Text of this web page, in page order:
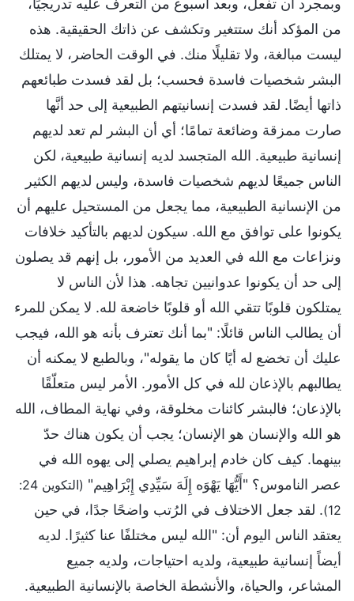
من المؤكد أنك ستتغير وتكشف عن ذاتك الحقيقية. هذه
ليست مبالغة، ولا تقليلًا منك. في الوقت الحاضر، لا يمتلك
البشر شخصيات فاسدة فحسب؛ بل لقد فسدت طبائعهم
ذاتها أيضًا. لقد فسدت إنسانيتهم الطبيعية إلى حد أنَّها
صارت ممزقة وضائعة تمامًا؛ أي أن البشر لم تعد لديهم
إنسانية طبيعية. الله المتجسد لديه إنسانية طبيعية، لكن
الناس جميعًا لديهم شخصيات فاسدة، وليس لديهم الكثير
من الإنسانية الطبيعية، مما يجعل من المستحيل عليهم أن
يكونوا على توافق مع الله. سيكون لديهم بالتأكيد خلافات
ونزاعات مع الله في العديد من الأمور، بل إنهم قد يصلون
إلى حد أن يكونوا عدوانيين تجاهه. هذا لأن الناس لا
يمتلكون قلوبًا تتقي الله أو قلوبًا خاضعة لله. لا يمكن للمرء
أن يطالب الناس قائلًا: "بما أنك تعترف بأنه هو الله، فيجب
عليك أن تخضع له أيًا كان ما يقوله"، وبالطبع لا يمكنه أن
يطالبهم بالإذعان لله في كل الأمور. الأمر ليس متعلّقًا
بالإذعان؛ فالبشر كائنات مخلوقة، وفي نهاية المطاف، الله
هو الله والإنسان هو الإنسان؛ يجب أن يكون هناك حدّ
بينهما. كيف كان خادم إبراهيم يصلي إلى يهوه الله في
عصر الناموس؟ "أَيُّهَا يَهْوَه إِلَهَ سَيِّدِي إِبْرَاهِيم"
(التكوين 24:
12) . لقد جعل الاختلاف في الرُتب واضحًا جدًا، في حين
يعتقد الناس اليوم أن: "الله ليس مختلفًا عنا كثيرًا. لديه
أيضاً إنسانية طبيعية، ولديه احتياجات، ولديه جميع
المشاعر، والحياة، والأنشطة الخاصة بالإنسانية الطبيعية.